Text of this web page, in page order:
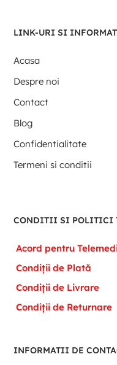
LINK-URI SI
Acasa
Despre noi
Contact
Blog
Confidentialitate
Termeni si conditii
CONDITII SI POLITICI
Acord pentru
Condiții de Plată
Condiții de Livrare
Condiții de Returnare
INFORMATII DE